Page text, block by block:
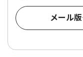
メール